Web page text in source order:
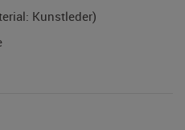
Kunstleder)